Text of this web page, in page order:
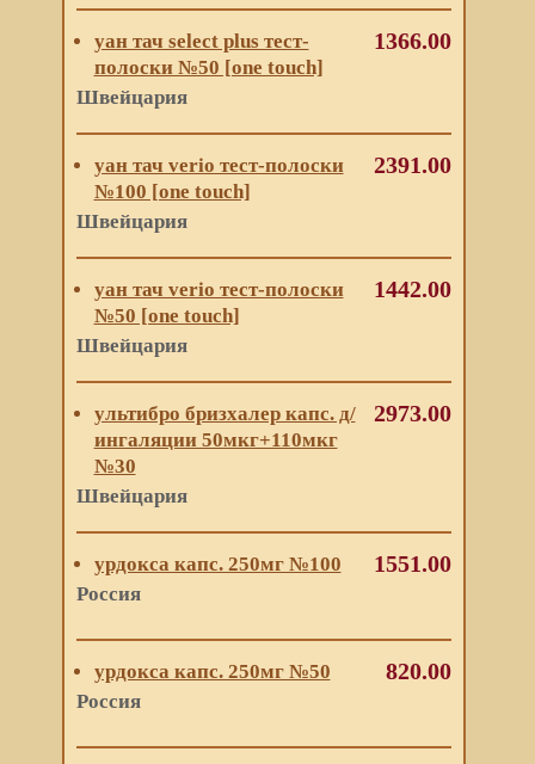
уан тач select plus тест-
полоски №50 [one touch]
Швейцария
1366.00
уан тач verio тест-полоски
№100 [one touch]
Швейцария
2391.00
уан тач verio тест-полоски
№50 [one touch]
Швейцария
1442.00
ультибро бризхалер капс. д/
ингаляции 50мкг+110мкг
№30
Швейцария
2973.00
урдокса капс. 250мг №100
Россия
1551.00
урдокса капс. 250мг №50
Россия
820.00